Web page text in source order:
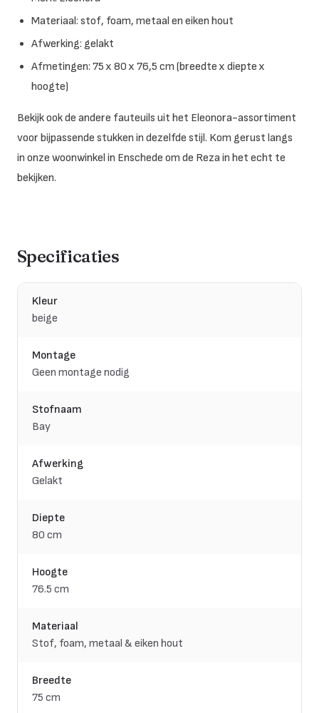
Materiaal: stof, foam, metaal en eiken hout
Afwerking: gelakt
Afmetingen: 75 x 80 x 76,5 cm (breedte x diepte x
hoogte)
Bekijk ook de andere fauteuils uit het Eleonora-assortiment
voor bijpassende stukken in dezelfde stijl. Kom gerust langs
in onze woonwinkel in Enschede om de Reza in het echt te
bekijken.
Specificaties
Kleur
beige
Montage
Geen montage nodig
Stofnaam
Bay
Afwerking
Gelakt
Diepte
80 cm
Hoogte
76.5 cm
Materiaal
Stof, foam, metaal & eiken hout
Breedte
75 cm